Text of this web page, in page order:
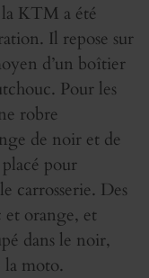
KTM a été
Il repose sur
d’un boîtier
Pour les
robre
de noir et de
pour
carrosserie. Des
et orange, et
dans le noir,
la moto.